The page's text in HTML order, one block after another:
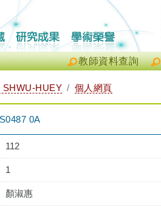
教師資料查詢
SHWU-HUEY 個人網頁
0A
112
1
顏淑惠